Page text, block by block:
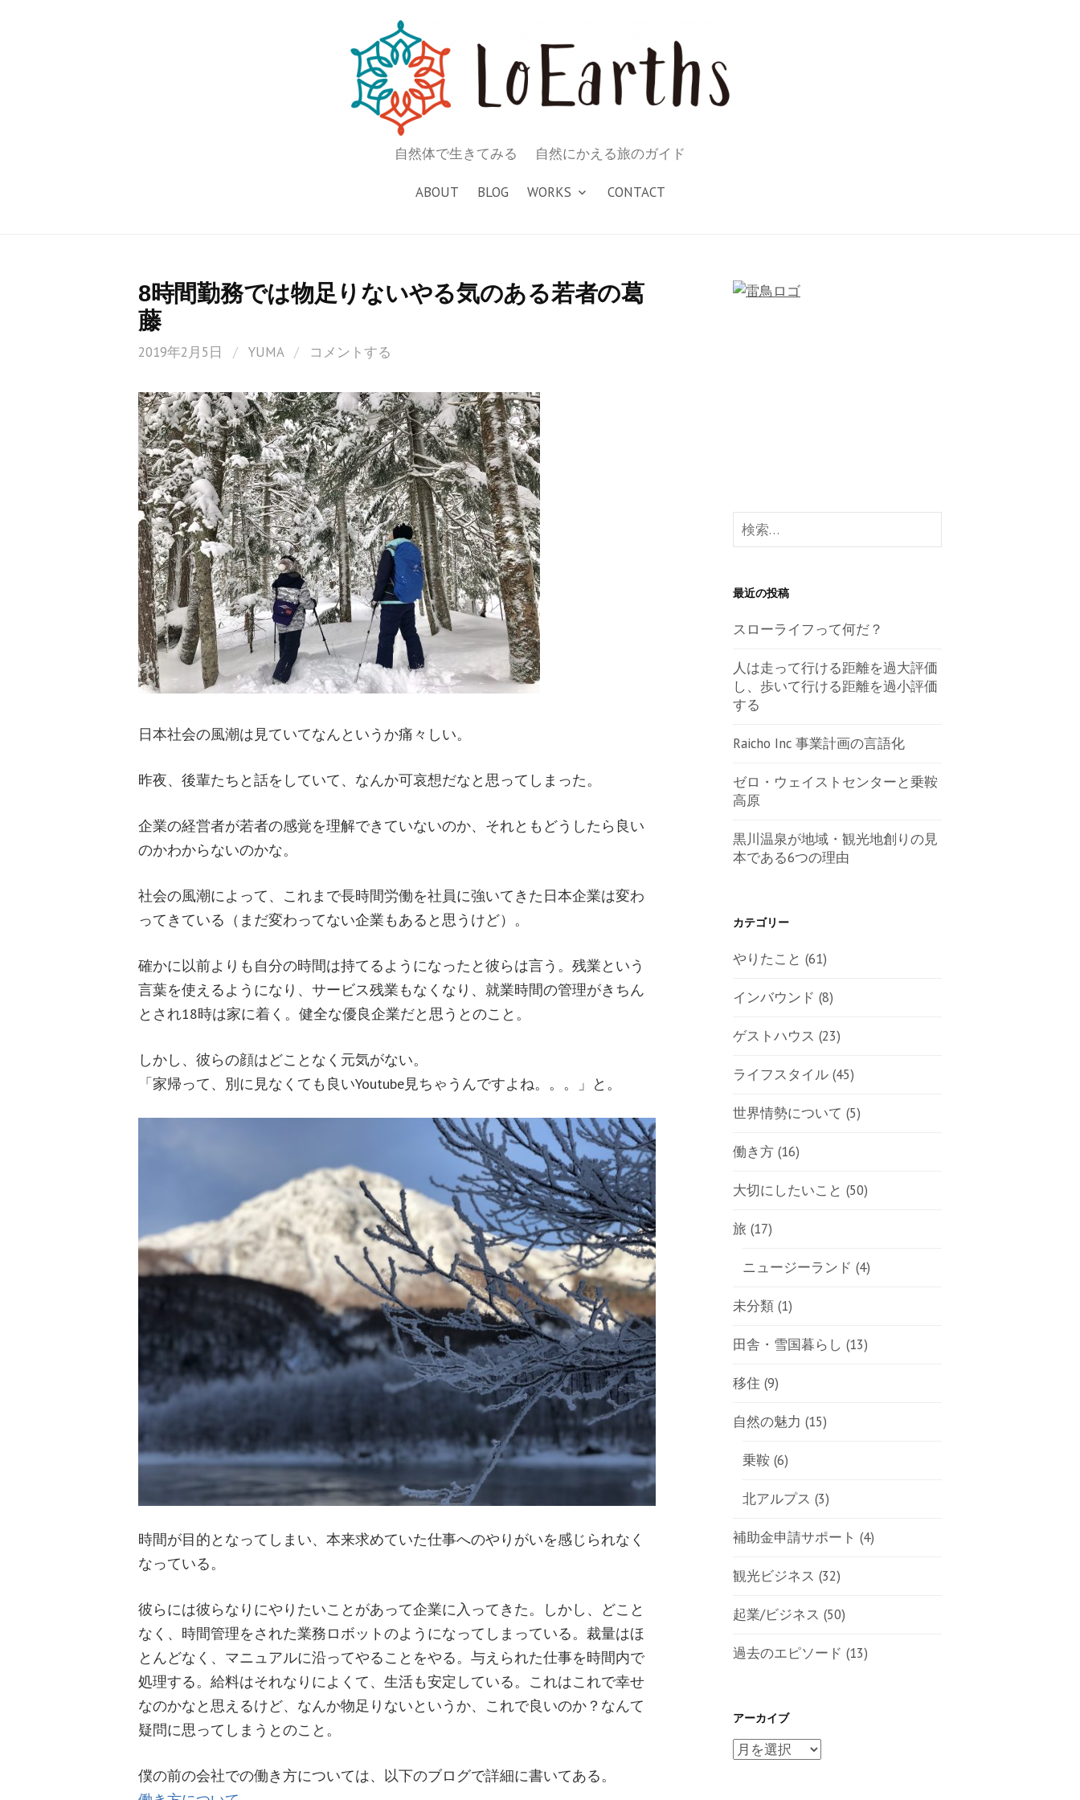
自然体で生きてみる 自然にかえる旅のガイド
ABOUT BLOG WORKS CONTACT
8時間勤務では物足りないやる気のある若者の葛
藤
2019年2月5日 / YUMA / コメントする
日本社会の風潮は見ていてなんというか痛々しい。
昨夜、後輩たちと話をしていて、なんか可哀想だなと思ってしまった。
企業の経営者が若者の感覚を理解できていないのか、それともどうしたら良い
のかわからないのかな。
社会の風潮によって、これまで長時間労働を社員に強いてきた日本企業は変わ
ってきている（まだ変わってない企業もあると思うけど）。
確かに以前よりも自分の時間は持てるようになったと彼らは言う。残業という
言葉を使えるようになり、サービス残業もなくなり、就業時間の管理がきちん
とされ18時は家に着く。健全な優良企業だと思うとのこと。
しかし、彼らの顔はどことなく元気がない。
「家帰って、別に見なくても良いYoutube見ちゃうんですよね。。。」と。
時間が目的となってしまい、本来求めていた仕事へのやりがいを感じられなく
なっている。
彼らには彼らなりにやりたいことがあって企業に入ってきた。しかし、どこと
なく、時間管理をされた業務ロボットのようになってしまっている。裁量はほ
とんどなく、マニュアルに沿ってやることをやる。与えられた仕事を時間内で
処理する。給料はそれなりによくて、生活も安定している。これはこれで幸せ
なのかなと思えるけど、なんか物足りないというか、これで良いのか？なんて
疑問に思ってしまうとのこと。
僕の前の会社での働き方については、以下のブログで詳細に書いてある。
検
索:
最近の投稿
スローライフって何だ？
人は走って行ける距離を過大評価
し、歩いて行ける距離を過小評価
する
Raicho Inc 事業計画の言語化
ゼロ・ウェイストセンターと乗鞍
高原
黒川温泉が地域・観光地創りの見
本である6つの理由
カテゴリー
やりたこと (61)
インバウンド (8)
ゲストハウス (23)
ライフスタイル (45)
世界情勢について (5)
働き方 (16)
大切にしたいこと (50)
旅 (17)
ニュージーランド (4)
未分類 (1)
田舎・雪国暮らし (13)
移住 (9)
自然の魅力 (15)
乗鞍 (6)
北アルプス (3)
補助金申請サポート (4)
観光ビジネス (32)
起業/ビジネス (50)
過去のエピソード (13)
アーカイブ
ア